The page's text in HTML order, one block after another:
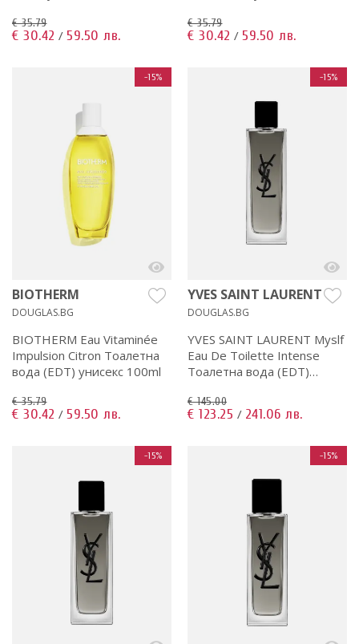
€ 35.79
€ 30.42 / 59.50 лв.
€ 35.79
€ 30.42 / 59.50 лв.
-15%
BIOTHERM
DOUGLAS.BG
BIOTHERM Eau Vitaminée
Impulsion Citron Тоалетна
вода (EDT) унисекс 100ml
€ 35.79
€ 30.42 / 59.50 лв.
-15%
YVES SAINT LAURENT
DOUGLAS.BG
YVES SAINT LAURENT Myslf
Eau De Toilette Intense
Тоалетна вода (EDT)
€ 145.00
€ 123.25 / 241.06 лв.
-15% -15%